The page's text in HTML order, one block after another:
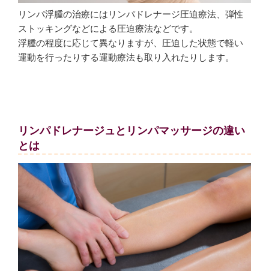
リンパ浮腫の治療にはリンパドレナージ圧迫療法、弾性
ストッキングなどによる圧迫療法などです。
浮腫の程度に応じて異なりますが、圧迫した状態で軽い
運動を行ったりする運動療法も取り入れたりします。
リンパドレナージュとリンパマッサージの違い
とは